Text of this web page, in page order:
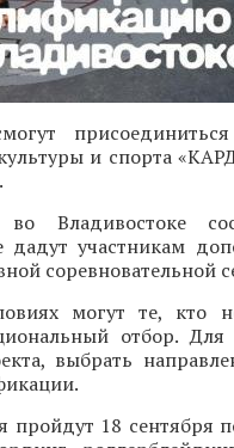
и спорта
Владивостоке
дадут участникам
соревновательной
могут те, кто
отбор. Для
выбрать
18 сентября